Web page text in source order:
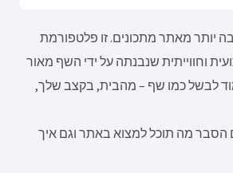
יותר מאתר מתכונים. זו פלטפורמת
וחווייתית שנבנתה על ידי השף מאור
לבשל כמו שף – מהבית, בקצב שלך,
מה תוכל למצוא באתר וגם איך